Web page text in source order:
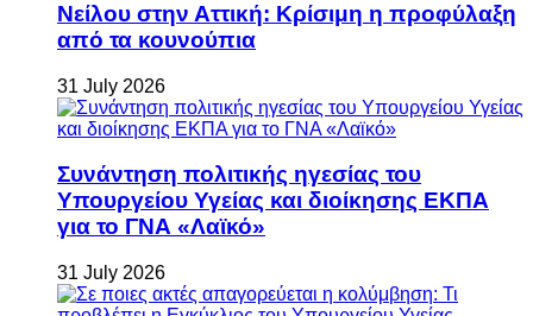
Νείλου στην Αττική: Κρίσιμη η προφύλαξη
από τα κουνούπια
31 July 2026
Συνάντηση πολιτικής ηγεσίας του
Υπουργείου Υγείας και διοίκησης ΕΚΠΑ
για το ΓΝΑ «Λαϊκό»
31 July 2026